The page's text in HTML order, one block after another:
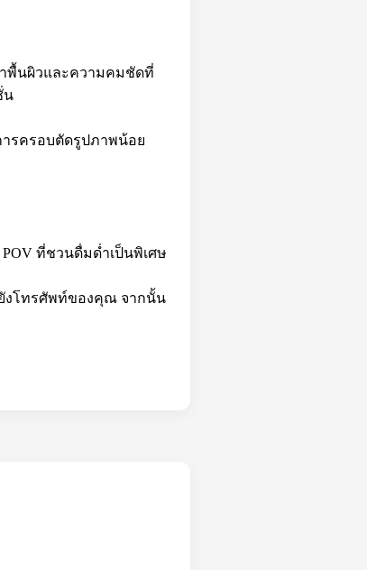
พื้นผิวและความคมชัดที่
น
ารครอบตัดรูปภาพน้อย
ที่ชวนดื่มด่ำเป็นพิเศษ
งโทรศัพท์ของคุณ จากนั้น